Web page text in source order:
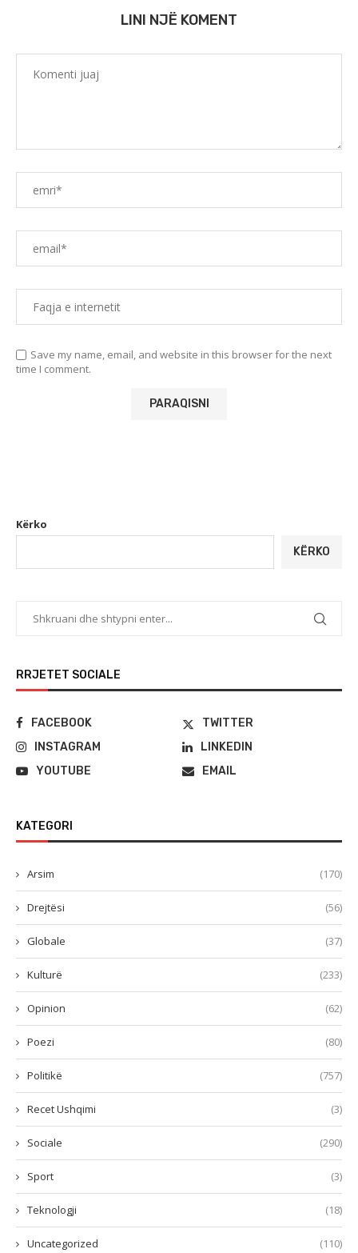
LINI NJË KOMENT
Save my name, email, and website in this browser for the next
time I comment.
Kërko
KËRKO
RRJETET SOCIALE
FACEBOOK
TWITTER
INSTAGRAM
LINKEDIN
YOUTUBE
EMAIL
KATEGORI
Arsim (170)
Drejtësi (56)
Globale (37)
Kulturë (233)
Opinion (62)
Poezi (80)
Politikë (757)
Recet Ushqimi (3)
Sociale (290)
Sport (3)
Teknologji (18)
Uncategorized (110)